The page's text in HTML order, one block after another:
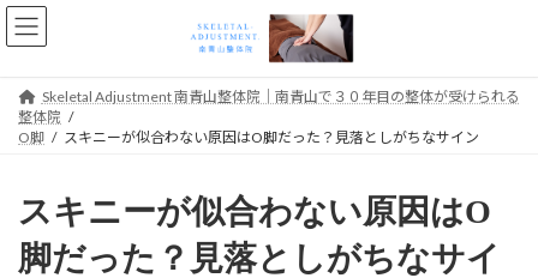
コ
ン
ナ
ビ
Skeletal Adjustment 南青山整体院｜南青山で３０年目の整体が受けられる
整体院
O脚
スキニーが似合わない原因はO脚だった？見落としがちなサイン
スキニーが似合わない原因はO
脚だった？見落としがちなサイ